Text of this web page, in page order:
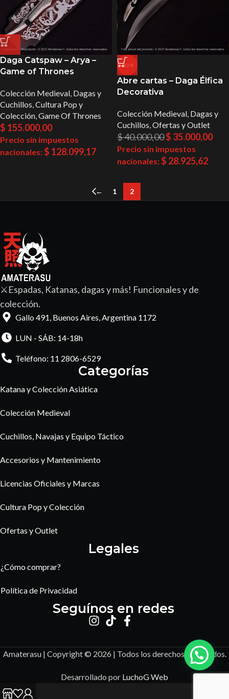
Daga Catspaw – Arya –
Game of Thrones
Colección Medieval, Dagas y
Cuchillos,Cultura Pop y
Colección,Game Of Thrones
$ 155.000,00
Precio sin impuestos
nacionales:$ 128.099,17
-13%
Abre cartas – Daga Élfica
Decorativa
Colección Medieval, Dagas y
Cuchillos,Ofertas y Outlet
$40.000,00$ 35.000,00
Precio sin impuestos
nacionales:$ 28.925,62
← 1 2
⚔️Espadas, Katanas, dagas y más! Funcionales y de
colección.
Gallo 491, Buenos Aires, Argentina 1172
LUN - SÁB: 14-18h
Teléfono: 11 2806-6529
Categorías
Katana y Colección Asiática
Colección Medieval
Cuchillos, Navajas y Equipo Táctico
Accesorios y Mantenimiento
Licencias Oficiales y Marcas
Cultura Pop y Colección
Ofertas y Outlet
Legales
¿Cómo comprar?
Política de Privacidad
Seguínos en redes
Amaterasu | Copyright © 2026 | Todos los derechos reservados.
Desarrollado por LuchoG Web